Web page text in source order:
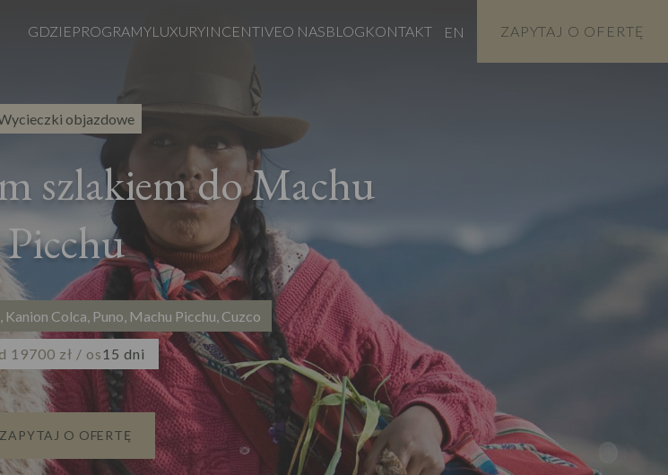
GDZIEPROGRAMYLUXURYINCENTIVEO NASBLOGKONTAKT EN ZAPYTAJ O OFERTĘ
objazdowe
szlakiem do Machu
Picchu
Kanion Colca, Puno, Machu Picchu, Cuzco
19700 zł / os15 dni
ZAPYTAJ O OFERTĘ